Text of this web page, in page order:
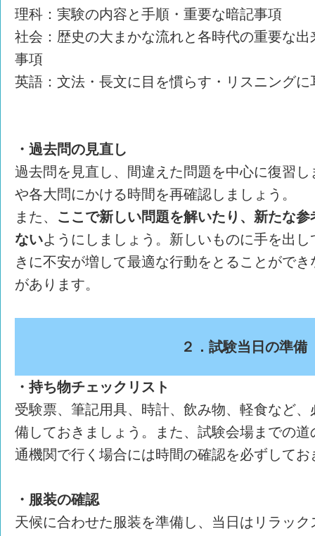
理科：実験の内容と手順・重要な暗記事項
社会：歴史の大まかな流れと各時代の重要な
事項
英語：文法・長文に目を慣らす・リスニングに
・過去問の見直し
過去問を見直し、間違えた問題を中心に復習
や各大問にかける時間を再確認しましょう。
また、 ここで新しい問題を解いたり、新たな
ないようにしましょう。新しいものに手を出
きに不安が増して最適な行動をとることがで
があります。
２．試験当日の準備
・持ち物チェックリスト
受験票、筆記用具、時計、飲み物、軽食など
備しておきましょう。また、試験会場までの
通機関で行く場合には時間の確認を必ずしてお
・服装の確認
天候に合わせた服装を準備し、当日はリラッ